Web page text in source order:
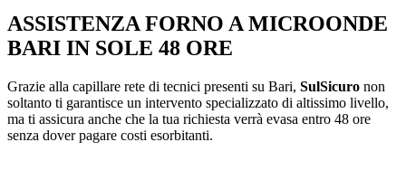
ASSISTENZA FORNO A MICROONDE
BARI IN SOLE 48 ORE
Grazie alla capillare rete di tecnici presenti su Bari, SulSicuro non
soltanto ti garantisce un intervento specializzato di altissimo livello,
ma ti assicura anche che la tua richiesta verrà evasa entro 48 ore
senza dover pagare costi esorbitanti.